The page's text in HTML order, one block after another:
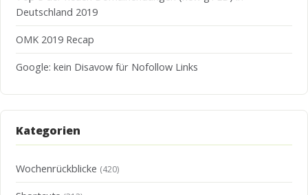
Deutschland 2019
OMK 2019 Recap
Google: kein Disavow für Nofollow Links
Kategorien
Wochenrückblicke (420)